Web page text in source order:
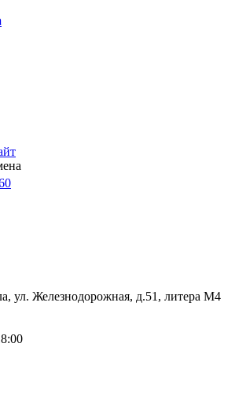
ул. Железнодорожная, д.51, литера М4